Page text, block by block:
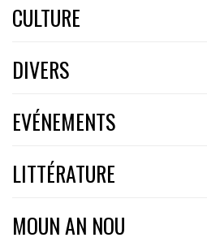
CULTURE
DIVERS
EVÉNEMENTS
LITTÉRATURE
MOUN AN NOU